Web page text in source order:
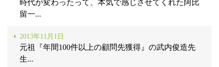
時代が変わったって、本気で感じさせてくれた阿比
留一...
2013年11月1日
元祖『年間100件以上の顧問先獲得』の武内俊造先
生...